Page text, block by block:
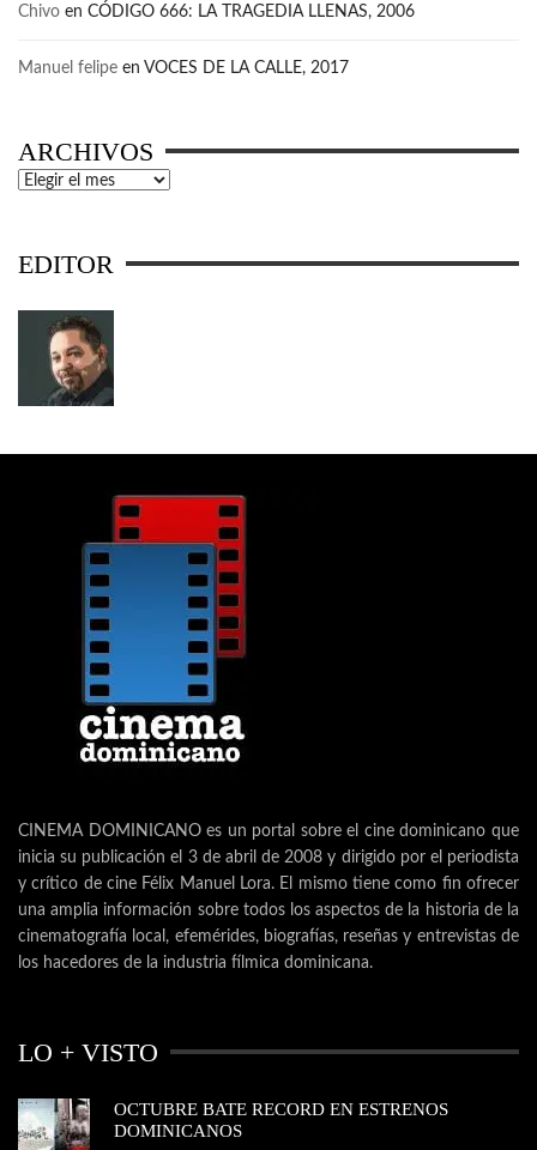
Chivo en CÓDIGO 666: LA TRAGEDIA LLENAS, 2006
Manuel felipe en VOCES DE LA CALLE, 2017
ARCHIVOS
Archivos
EDITOR
CINEMA DOMINICANO es un portal sobre el cine dominicano que
inicia su publicación el 3 de abril de 2008 y dirigido por el periodista
y crítico de cine Félix Manuel Lora. El mismo tiene como fin ofrecer
una amplia información sobre todos los aspectos de la historia de la
cinematografía local, efemérides, biografías, reseñas y entrevistas de
los hacedores de la industria fílmica dominicana.
LO + VISTO
OCTUBRE BATE RECORD EN ESTRENOS
DOMINICANOS